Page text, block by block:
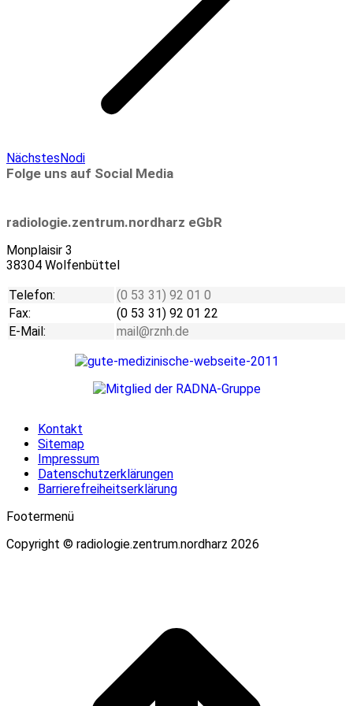
NächstesNext
project:
Nodi
Folge uns auf Social Media
radiologie.zentrum.nordharz eGbR
Monplaisir 3
38304 Wolfenbüttel
Telefon:
(0 53 31) 92 01 0
Fax:
(0 53 31) 92 01 22
E-Mail:
mail@rznh.de
Kontakt
Sitemap
Impressum
Datenschutzerklärungen
Barrierefreiheitserklärung
Footermenü
Copyright © radiologie.zentrum.nordharz 2026